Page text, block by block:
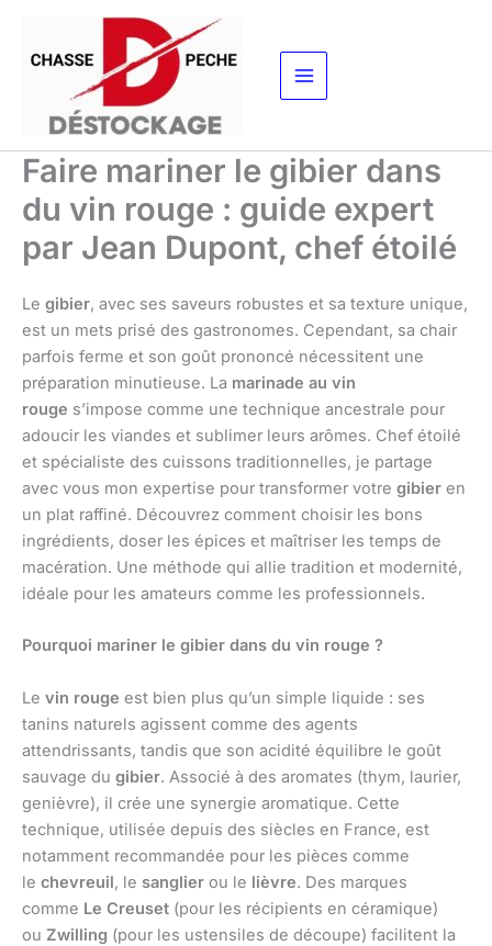
contenu
Faire mariner le gibier dans
du vin rouge : guide expert
par Jean Dupont, chef étoilé
Le gibier, avec ses saveurs robustes et sa texture unique,
est un mets prisé des gastronomes. Cependant, sa chair
parfois ferme et son goût prononcé nécessitent une
préparation minutieuse. La marinade au vin
rouge s’impose comme une technique ancestrale pour
adoucir les viandes et sublimer leurs arômes. Chef étoilé
et spécialiste des cuissons traditionnelles, je partage
avec vous mon expertise pour transformer votre gibier en
un plat raffiné. Découvrez comment choisir les bons
ingrédients, doser les épices et maîtriser les temps de
macération. Une méthode qui allie tradition et modernité,
idéale pour les amateurs comme les professionnels.
Pourquoi mariner le gibier dans du vin rouge ?
Le vin rouge est bien plus qu’un simple liquide : ses
tanins naturels agissent comme des agents
attendrissants, tandis que son acidité équilibre le goût
sauvage du gibier. Associé à des aromates (thym, laurier,
genièvre), il crée une synergie aromatique. Cette
technique, utilisée depuis des siècles en France, est
notamment recommandée pour les pièces comme
le chevreuil, le sanglier ou le lièvre. Des marques
comme Le Creuset (pour les récipients en céramique)
ou Zwilling (pour les ustensiles de découpe) facilitent la